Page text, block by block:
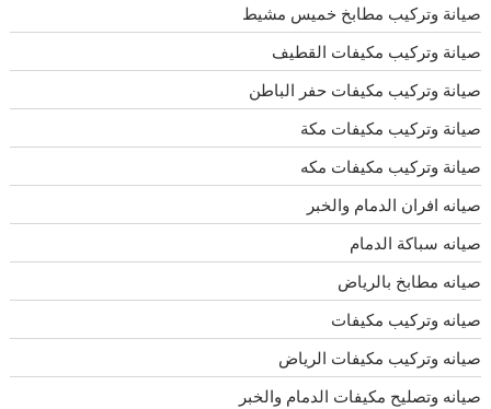
صيانة وتركيب مطابخ خميس مشيط
صيانة وتركيب مكيفات القطيف
صيانة وتركيب مكيفات حفر الباطن
صيانة وتركيب مكيفات مكة
صيانة وتركيب مكيفات مكه
صيانه افران الدمام والخبر
صيانه سباكة الدمام
صيانه مطابخ بالرياض
صيانه وتركيب مكيفات
صيانه وتركيب مكيفات الرياض
صيانه وتصليح مكيفات الدمام والخبر